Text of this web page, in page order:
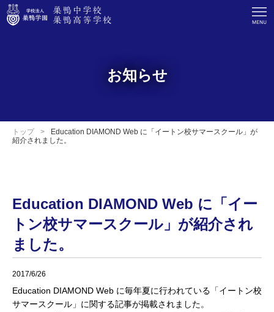
お知らせ
トップ
Education DIAMOND Web に「イートン校サマースクール」が
紹介されました。
Education DIAMOND Web に「イー
トン校サマースクール」が紹介され
ました。
2017/6/26
Education DIAMOND Web に毎年夏に行われている「イートン校
サマースクール」に関する記事が掲載されました。